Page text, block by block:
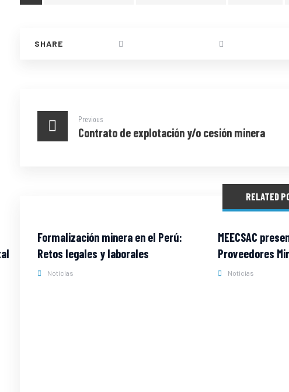
Previous
Contrato de explotación y/o cesión minera
RELATED
Formalización minera en el Perú:
Retos legales y laborales
Noticias
MEECSAC
Proveedores
Noticias